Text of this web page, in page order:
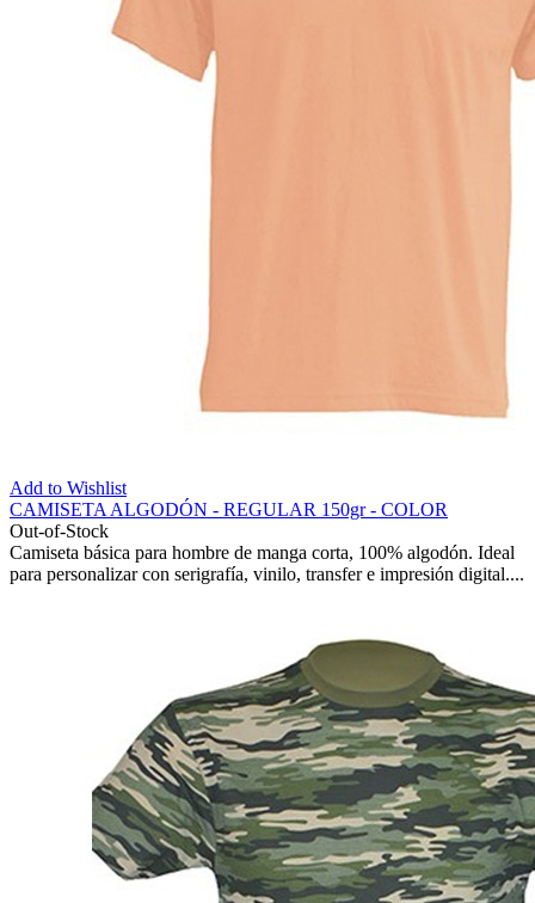
Add to Wishlist
CAMISETA ALGODÓN - REGULAR 150gr - COLOR
Out-of-Stock
Camiseta básica para hombre de manga corta, 100% algodón. Ideal
para personalizar con serigrafía, vinilo, transfer e impresión digital....